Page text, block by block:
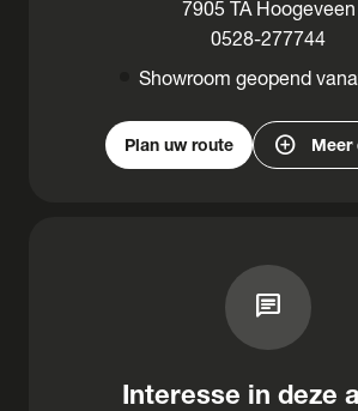
7905 TA Hoogeveen
0528-277744
Showroom geopend
Plan uw route add_circle Meer
chat
Interesse in deze